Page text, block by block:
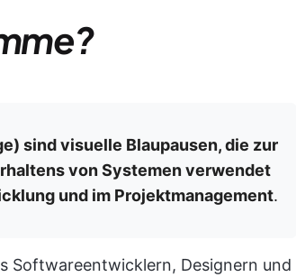
sind visuelle Blaupausen, die zur
von Systemen verwendet
und im Projektmanagement.
Softwareentwicklern, Designern und